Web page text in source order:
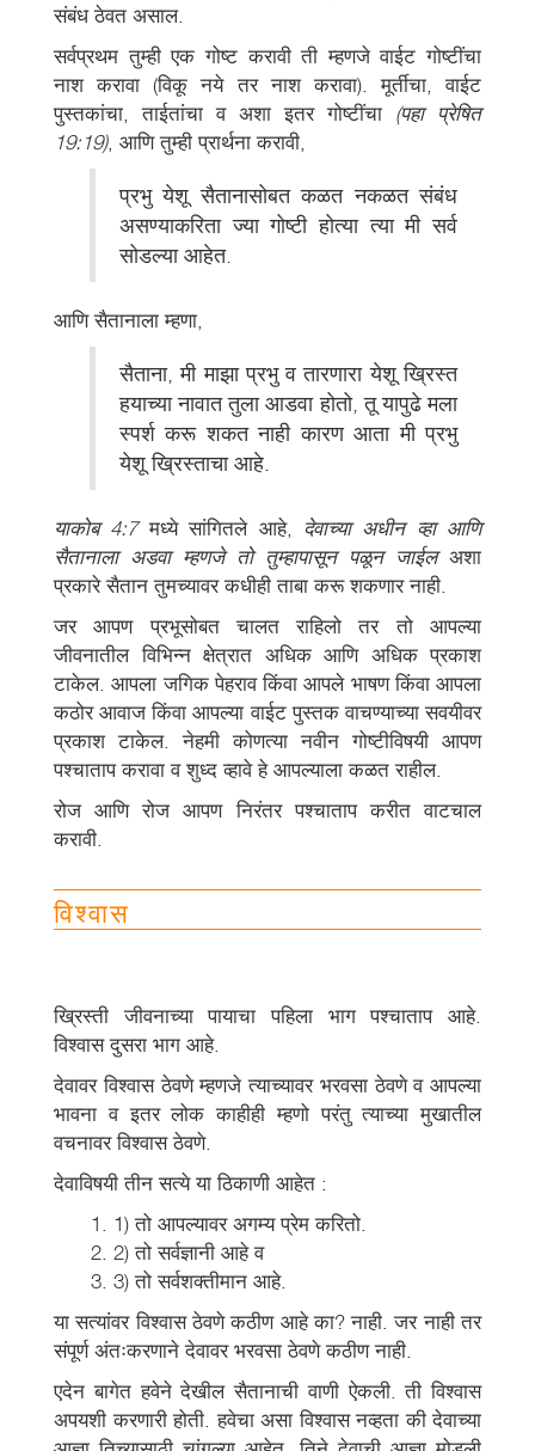
संबंध ठेवत असाल.
सर्वप्रथम तुम्ही एक गोष्ट करावी ती म्हणजे वाईट गोष्टींचा
नाश करावा (विकू नये तर नाश करावा). मूर्तीचा, वाईट
पुस्तकांचा, ताईतांचा व अशा इतर गोष्टींचा (पहा प्रेषित
19:19), आणि तुम्ही प्रार्थना करावी,
प्रभु येशू सैतानासोबत कळत नकळत संबंध
असण्याकरिता ज्या गोष्टी होत्या त्या मी सर्व
सोडल्या आहेत.
आणि सैतानाला म्हणा,
सैताना, मी माझा प्रभु व तारणारा येशू ख्रिस्त
हयाच्या नावात तुला आडवा होतो, तू यापुढे मला
स्पर्श करू शकत नाही कारण आता मी प्रभु
येशू ख्रिस्ताचा आहे.
याकोब 4:7मध्ये सांगितले आहे,
देवाच्या अधीन व्हा आणि
सैतानाला अडवा म्हणजे तो तुम्हापासून पळून जाईलअशा
प्रकारे सैतान तुमच्यावर कधीही ताबा करू शकणार नाही.
जर आपण प्रभूसोबत चालत राहिलो तर तो आपल्या
जीवनातील विभिन्न क्षेत्रात अधिक आणि अधिक प्रकाश
टाकेल. आपला जगिक पेहराव किंवा आपले भाषण किंवा आपला
कठोर आवाज किंवा आपल्या वाईट पुस्तक वाचण्याच्या सवयीवर
प्रकाश टाकेल. नेहमी कोणत्या नवीन गोष्टीविषयी आपण
पश्चाताप करावा व शुध्द व्हावे हे आपल्याला कळत राहील.
रोज आणि रोज आपण निरंतर पश्चाताप करीत वाटचाल
करावी.
विश्वास
ख्रिस्ती जीवनाच्या पायाचा पहिला भाग पश्चाताप आहे.
विश्वास दुसरा भाग आहे.
देवावर विश्वास ठेवणे म्हणजे त्याच्यावर भरवसा ठेवणे व आपल्या
भावना व इतर लोक काहीही म्हणो परंतु त्याच्या मुखातील
वचनावर विश्वास ठेवणे.
देवाविषयी तीन सत्ये या ठिकाणी आहेत :
1) तो आपल्यावर अगम्य प्रेम करितो.
2) तो सर्वज्ञानी आहे व
3) तो सर्वशक्तीमान आहे.
या सत्यांवर विश्वास ठेवणे कठीण आहे का? नाही. जर नाही तर
संपूर्ण अंतःकरणाने देवावर भरवसा ठेवणे कठीण नाही.
एदेन बागेत हवेने देखील सैतानाची वाणी ऐकली. ती विश्वास
अपयशी करणारी होती. हवेचा असा विश्वास नव्हता की देवाच्या